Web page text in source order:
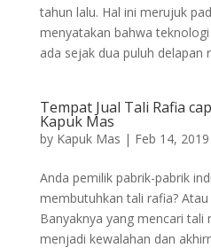
tahun lalu. Hal ini merujuk
menyatakan bahwa
ada sejak dua puluh delapan
Tempat Jual Tali Rafia
Kapuk Mas
by Kapuk Mas | Feb 14, 2019
Anda pemilik pabrik-pabrik
membutuhkan tali rafia?
Banyaknya yang mencari
menjadi kewalahan dan